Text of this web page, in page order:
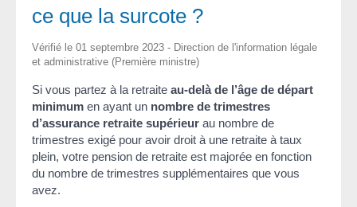
ce que la surcote ?
Vérifié le 01 septembre 2023 - Direction de l'information légale
et administrative (Première ministre)
Si vous partez à la retraite au-delà de l’âge de départ
minimum en ayant un nombre de trimestres
d’assurance retraite supérieur au nombre de
trimestres exigé pour avoir droit à une retraite à taux
plein, votre pension de retraite est majorée en fonction
du nombre de trimestres supplémentaires que vous
avez.